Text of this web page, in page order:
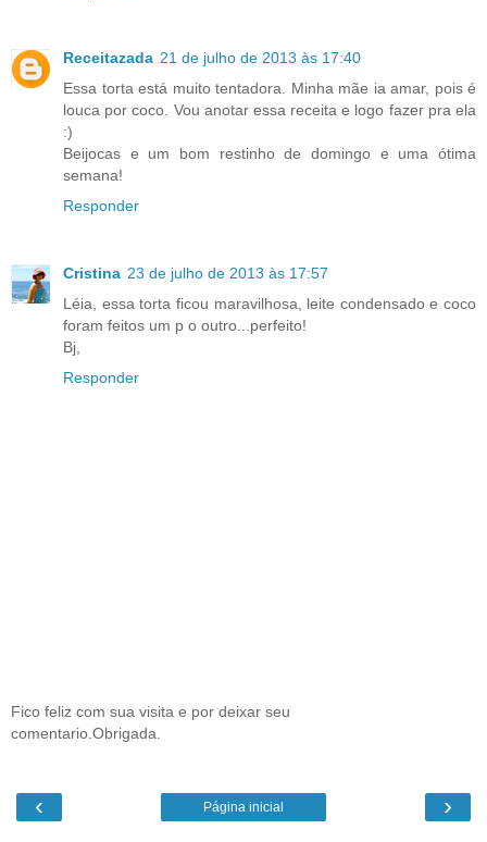
Receitazada 21 de julho de 2013 às 17:40
Essa torta está muito tentadora. Minha mãe ia amar, pois é
louca por coco. Vou anotar essa receita e logo fazer pra ela
:)
Beijocas e um bom restinho de domingo e uma ótima
semana!
Responder
Cristina 23 de julho de 2013 às 17:57
Léia, essa torta ficou maravilhosa, leite condensado e coco
foram feitos um p o outro...perfeito!
Bj,
Responder
Fico feliz com sua visita e por deixar seu
comentario.Obrigada.
‹ ›
Página inicial